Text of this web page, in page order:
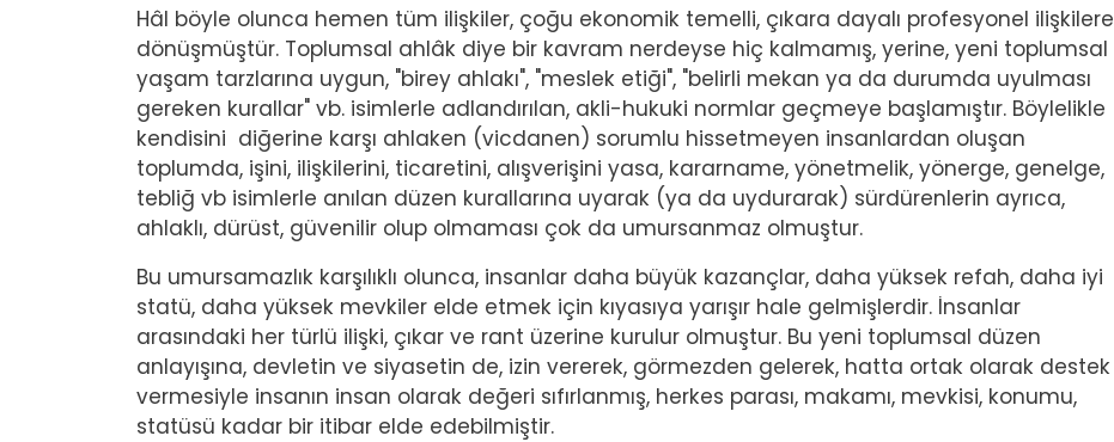
Hâl böyle olunca hemen tüm ilişkiler, çoğu ekonomik temelli, çıkara dayalı profesyonel ilişkilere
dönüşmüştür. Toplumsal ahlâk diye bir kavram nerdeyse hiç kalmamış, yerine, yeni toplumsal
yaşam tarzlarına uygun, "birey ahlakı", "meslek etiği", "belirli mekan ya da durumda uyulması
gereken kurallar" vb. isimlerle adlandırılan, akli-hukuki normlar geçmeye başlamıştır. Böylelikle
kendisini diğerine karşı ahlaken (vicdanen) sorumlu hissetmeyen insanlardan oluşan
toplumda, işini, ilişkilerini, ticaretini, alışverişini yasa, kararname, yönetmelik, yönerge, genelge,
tebliğ vb isimlerle anılan düzen kurallarına uyarak (ya da uydurarak) sürdürenlerin ayrıca,
ahlaklı, dürüst, güvenilir olup olmaması çok da umursanmaz olmuştur.
Bu umursamazlık karşılıklı olunca, insanlar daha büyük kazançlar, daha yüksek refah, daha iyi
statü, daha yüksek mevkiler elde etmek için kıyasıya yarışır hale gelmişlerdir. İnsanlar
arasındaki her türlü ilişki, çıkar ve rant üzerine kurulur olmuştur. Bu yeni toplumsal düzen
anlayışına, devletin ve siyasetin de, izin vererek, görmezden gelerek, hatta ortak olarak destek
vermesiyle insanın insan olarak değeri sıfırlanmış, herkes parası, makamı, mevkisi, konumu,
statüsü kadar bir itibar elde edebilmiştir.